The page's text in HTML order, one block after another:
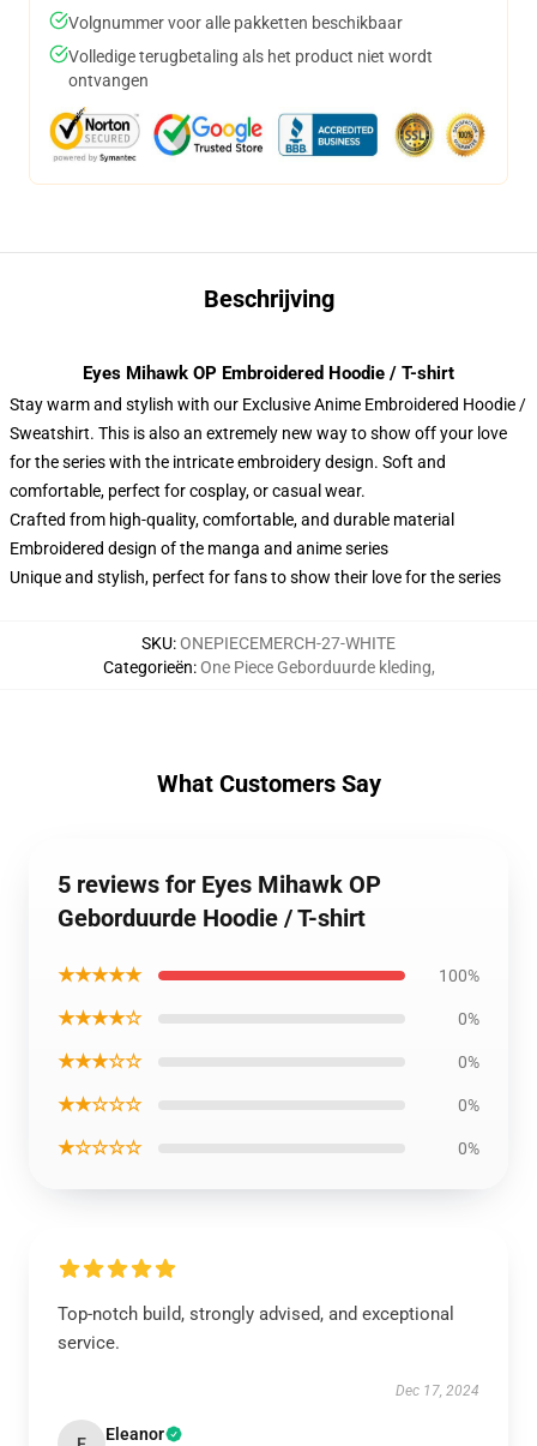
Volgnummer voor alle pakketten beschikbaar
Volledige terugbetaling als het product niet wordt
ontvangen
Beschrijving
Eyes Mihawk OP Embroidered Hoodie / T-shirt
Stay warm and stylish with our Exclusive Anime Embroidered Hoodie /
Sweatshirt. This is also an extremely new way to show off your love
for the series with the intricate embroidery design. Soft and
comfortable, perfect for cosplay, or casual wear.
Crafted from high-quality, comfortable, and durable material
Embroidered design of the manga and anime series
Unique and stylish, perfect for fans to show their love for the series
SKU:ONEPIECEMERCH-27-WHITE
Categorieën:One Piece Geborduurde kleding,
What Customers Say
5 reviews for Eyes Mihawk OP
Geborduurde Hoodie / T-shirt
★★★★★ 100%
★★★★☆ 0%
★★★☆☆ 0%
★★☆☆☆ 0%
★☆☆☆☆ 0%
Top-notch build, strongly advised, and exceptional
service.
Dec 17, 2024
Eleanor